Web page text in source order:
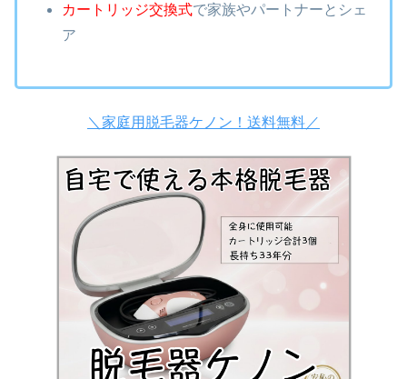
カートリッジ交換式で家族やパートナーとシェ
ア
＼家庭用脱毛器ケノン！送料無料／